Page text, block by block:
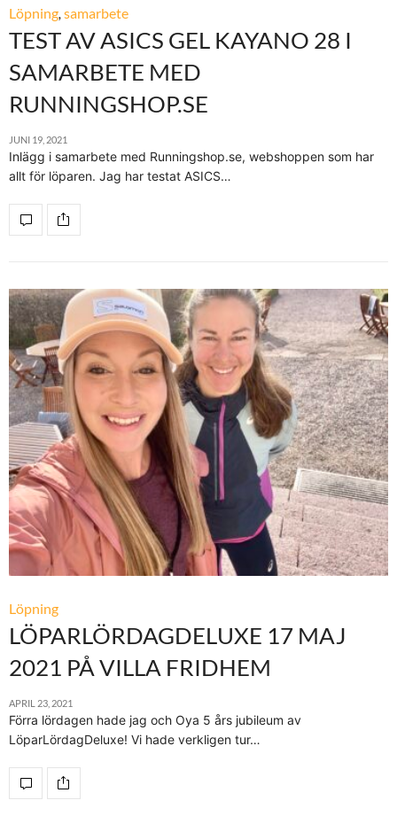
Löpning samarbete
TEST AV ASICS GEL KAYANO 28 I
SAMARBETE MED
RUNNINGSHOP.SE
JUNI 19, 2021
Inlägg i samarbete med Runningshop.se, webshoppen som har
allt för löparen. Jag har testat ASICS…
Löpning
LÖPARLÖRDAGDELUXE 17 MAJ
2021 PÅ VILLA FRIDHEM
APRIL 23, 2021
Förra lördagen hade jag och Oya 5 års jubileum av
LöparLördagDeluxe! Vi hade verkligen tur…